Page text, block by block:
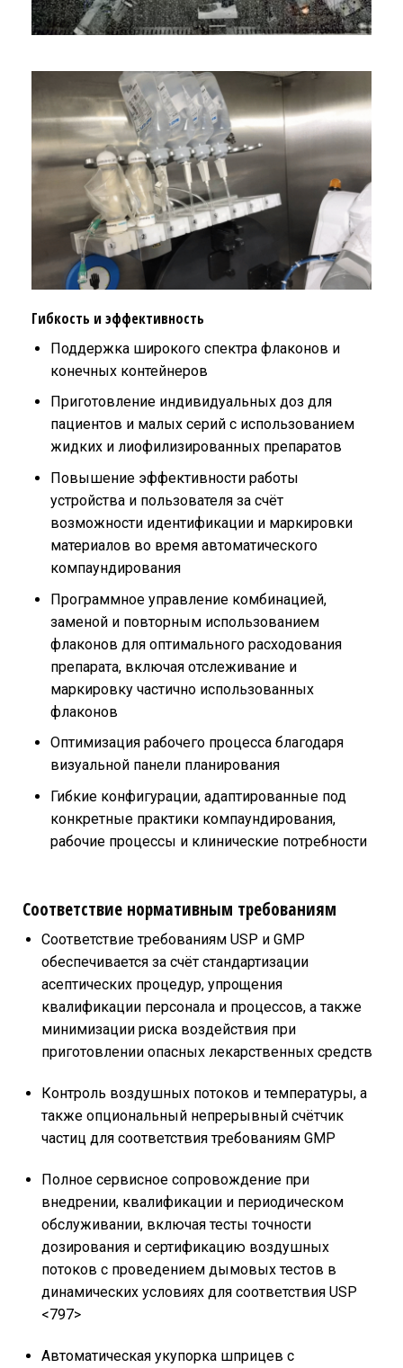
Гибкость и эффективность
Поддержка широкого спектра флаконов и
конечных контейнеров
Приготовление индивидуальных доз для
пациентов и малых серий с использованием
жидких и лиофилизированных препаратов
Повышение эффективности работы
устройства и пользователя за счёт
возможности идентификации и маркировки
материалов во время автоматического
компаундирования
Программное управление комбинацией,
заменой и повторным использованием
флаконов для оптимального расходования
препарата, включая отслеживание и
маркировку частично использованных
флаконов
Оптимизация рабочего процесса благодаря
визуальной панели планирования
Гибкие конфигурации, адаптированные под
конкретные практики компаундирования,
рабочие процессы и клинические потребности
Соответствие нормативным требованиям
Соответствие требованиям USP и GMP
обеспечивается за счёт стандартизации
асептических процедур, упрощения
квалификации персонала и процессов, а также
минимизации риска воздействия при
приготовлении опасных лекарственных средств
Контроль воздушных потоков и температуры, а
также опциональный непрерывный счётчик
частиц для соответствия требованиям GMP
Полное сервисное сопровождение при
внедрении, квалификации и периодическом
обслуживании, включая тесты точности
дозирования и сертификацию воздушных
потоков с проведением дымовых тестов в
динамических условиях для соответствия USP
<797>
Автоматическая укупорка шприцев с